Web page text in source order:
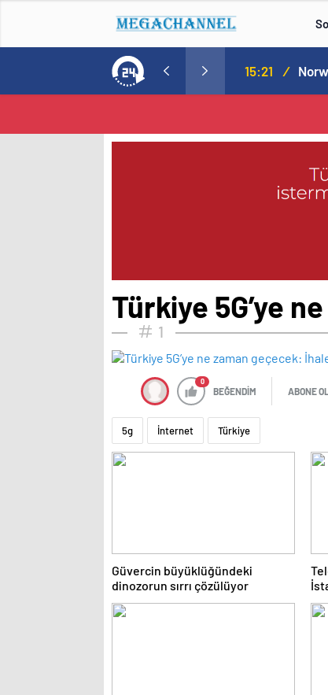
Tam 5 futbolcu…. 15:21 /
Türkiye 5G’ye
1
0
BEĞENDİM ABONE
5g İnternet Türkiye
Güvercin büyüklüğündeki
dinozorun sırrı çözülüyor